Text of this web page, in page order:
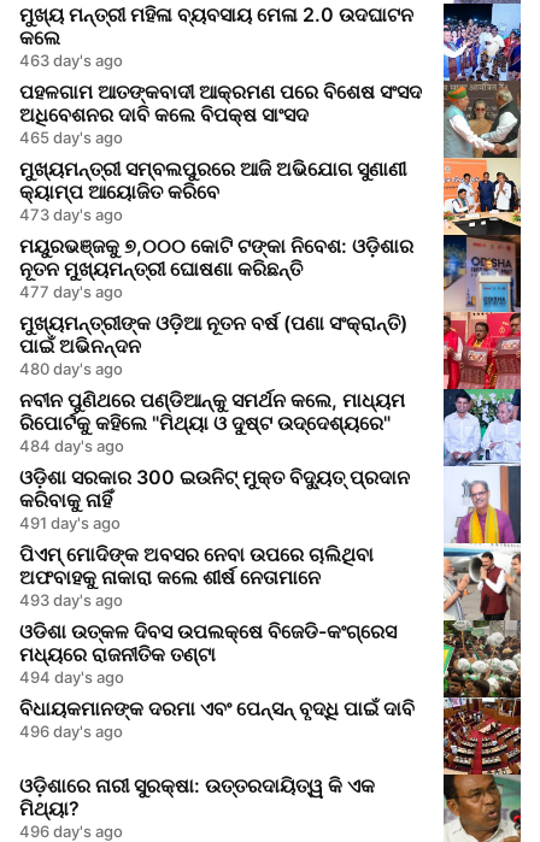
ମୁଖ୍ୟ ମନ୍ତ୍ରୀ ମହିଳା ବ୍ୟବସାୟ ମେଳା 2.0 ଉଦଘାଟନ
କଲେ
463 day's ago
ପହଳଗାମ ଆତଙ୍କବାଦୀ ଆକ୍ରମଣ ପରେ ବିଶେଷ ସଂସଦ
ଅଧିବେଶନର ଦାବି କଲେ ବିପକ୍ଷ ସାଂସଦ
465 day's ago
ମୁଖ୍ୟମନ୍ତ୍ରୀ ସମ୍ବଲପୁରରେ ଆଜି ଅଭିଯୋଗ ସୁଣାଣୀ
କ୍ୟାମ୍ପ ଆୟୋଜିତ କରିବେ
473 day's ago
ମୟୁରଭଞ୍ଜକୁ ୭,୦୦୦ କୋଟି ଟଙ୍କା ନିବେଶ: ଓଡ଼ିଶାର
ନୂତନ ମୁଖ୍ୟମନ୍ତ୍ରୀ ଘୋଷଣା କରିଛନ୍ତି
477 day's ago
ମୁଖ୍ୟମନ୍ତ୍ରୀଙ୍କ ଓଡ଼ିଆ ନୂତନ ବର୍ଷ (ପଣା ସଂକ୍ରାନ୍ତି)
ପାଇଁ ଅଭିନନ୍ଦନ
480 day's ago
ନବୀନ ପୁଣିଥରେ ପଣ୍ଡିଆନ୍କୁ ସମର୍ଥନ କଲେ, ମାଧ୍ୟମ
ରିପୋର୍ଟକୁ କହିଲେ "ମିଥ୍ୟା ଓ ଦୁଷ୍ଟ ଉଦ୍ଦେଶ୍ୟରେ"
484 day's ago
ଓଡ଼ିଶା ସରକାର 300 ଇଉନିଟ୍ ମୁକ୍ତ ବିଦ୍ୟୁତ୍ ପ୍ରଦାନ
କରିବାକୁ ନାହିଁ
491 day's ago
ପିଏମ୍ ମୋଦିଙ୍କ ଅବସର ନେବା ଉପରେ ଚାଲିଥିବା
ଅଫବାହକୁ ନାକାରା କଲେ ଶୀର୍ଷ ନେତାମାନେ
493 day's ago
ଓଡିଶା ଉତ୍କଳ ଦିବସ ଉପଲକ୍ଷେ ବିଜେଡି-କଂଗ୍ରେସ
ମଧ୍ୟରେ ରାଜନୀତିକ ତଣ୍ଟା
494 day's ago
ବିଧାୟକମାନଙ୍କ ଦରମା ଏବଂ ପେନ୍ସନ୍ ବୃଦ୍ଧି ପାଇଁ ଦାବି
496 day's ago
ଓଡ଼ିଶାରେ ନାରୀ ସୁରକ୍ଷା: ଉତ୍ତରଦାୟିତ୍ୱ କି ଏକ
ମିଥ୍ୟା?
496 day's ago